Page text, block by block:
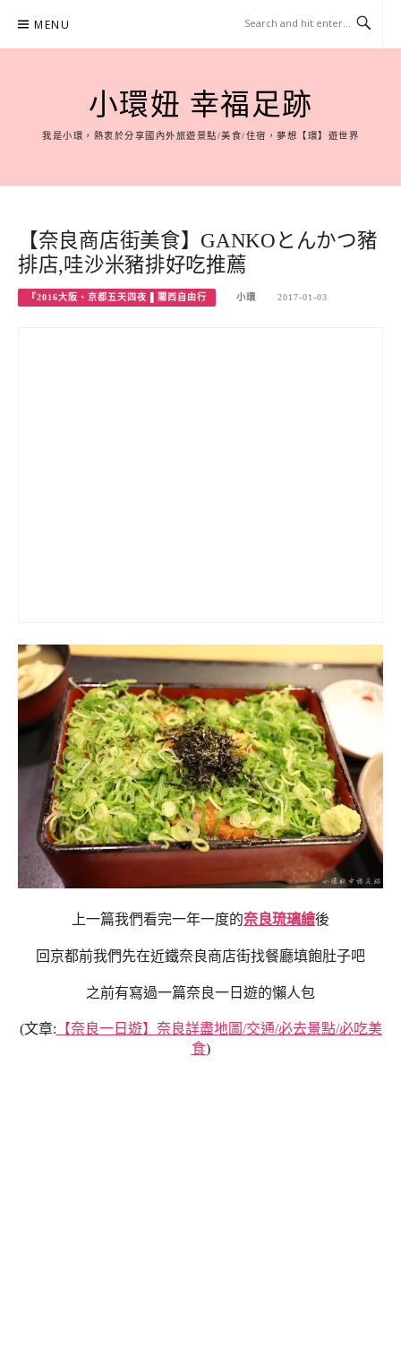
content
MENU
小環妞 幸福足跡
我是小環，熱衷於分享國內外旅遊景點/美食/住宿，夢想【環】遊世界
【奈良商店街美食】GANKOとんかつ豬
排店,哇沙米豬排好吃推薦
『2016大阪、京都五天四夜 ▌關西自由行 小環 2017-01-03
上一篇我們看完一年一度的奈良琉璃繪後
回京都前我們先在近鐵奈良商店街找餐廳填飽肚子吧
之前有寫過一篇奈良一日遊的懶人包
(文章: 【奈良一日遊】奈良詳盡地圖/交通/必去景點/必吃美
食)